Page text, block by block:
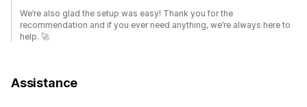
We’re also glad the setup was easy! Thank you for the
recommendation and if you ever need anything, we’re always here to
help. 🚀
Assistance